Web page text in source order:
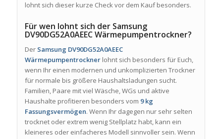
lohnt sich dieser kurze Check vor dem Kauf besonders.
Für wen lohnt sich der Samsung
DV90DG52A0AEEC Wärmepumpentrockner?
Der Samsung DV90DG52A0AEEC
Wärmepumpentrocknerlohnt sich besonders für Euch,
wenn Ihr einen modernen und unkomplizierten Trockner
für normale bis größere Haushaltsladungen sucht.
Familien, Paare mit viel Wäsche, WGs und aktive
Haushalte profitieren besonders vom 9 kg
Fassungsvermögen. Wenn Ihr dagegen nur sehr selten
trocknet oder extrem wenig Stellplatz habt, kann ein
kleineres oder einfacheres Modell sinnvoller sein. Wenn